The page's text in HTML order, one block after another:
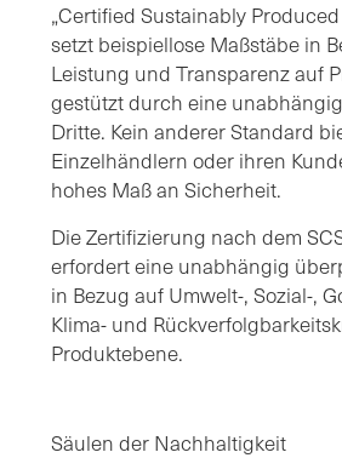
„Certified Sustainably
setzt beispiellose Maßstäbe in
Leistung und Transparenz auf
gestützt durch eine
Dritte. Kein anderer Standard
Einzelhändlern oder ihren
hohes Maß an Sicherheit.
Die Zertifizierung nach dem
erfordert eine unabhängig
in Bezug auf Umwelt-, Sozial-,
Klima- und
Produktebene.
Säulen der Nachhaltigkeit